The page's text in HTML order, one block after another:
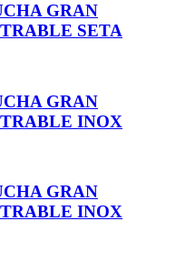
GRAN
SETA
GRAN
INOX
GRAN
INOX